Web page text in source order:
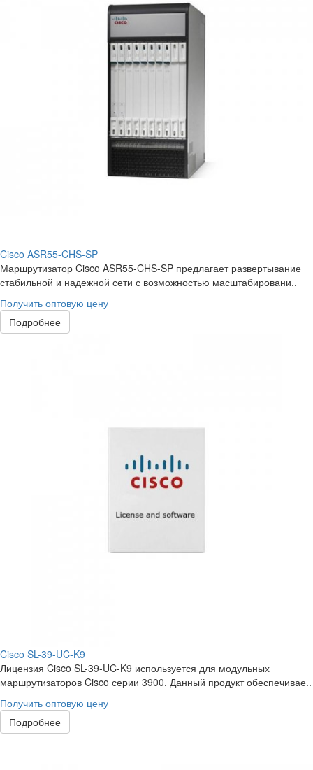
Cisco ASR55-CHS-SP
Маршрутизатор Cisco ASR55-CHS-SP предлагает развертывание
стабильной и надежной сети с возможностью масштабировани..
Получить оптовую цену
Подробнее
Cisco SL-39-UC-K9
Лицензия Cisco SL-39-UC-K9 используется для модульных
маршрутизаторов Cisco серии 3900. Данный продукт обеспечивае..
Получить оптовую цену
Подробнее